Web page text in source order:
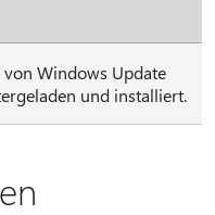
Windows Update
und installiert.